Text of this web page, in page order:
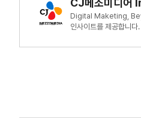
CJ메조미디어
Digital Maketing,
인사이트를 제공합니다.